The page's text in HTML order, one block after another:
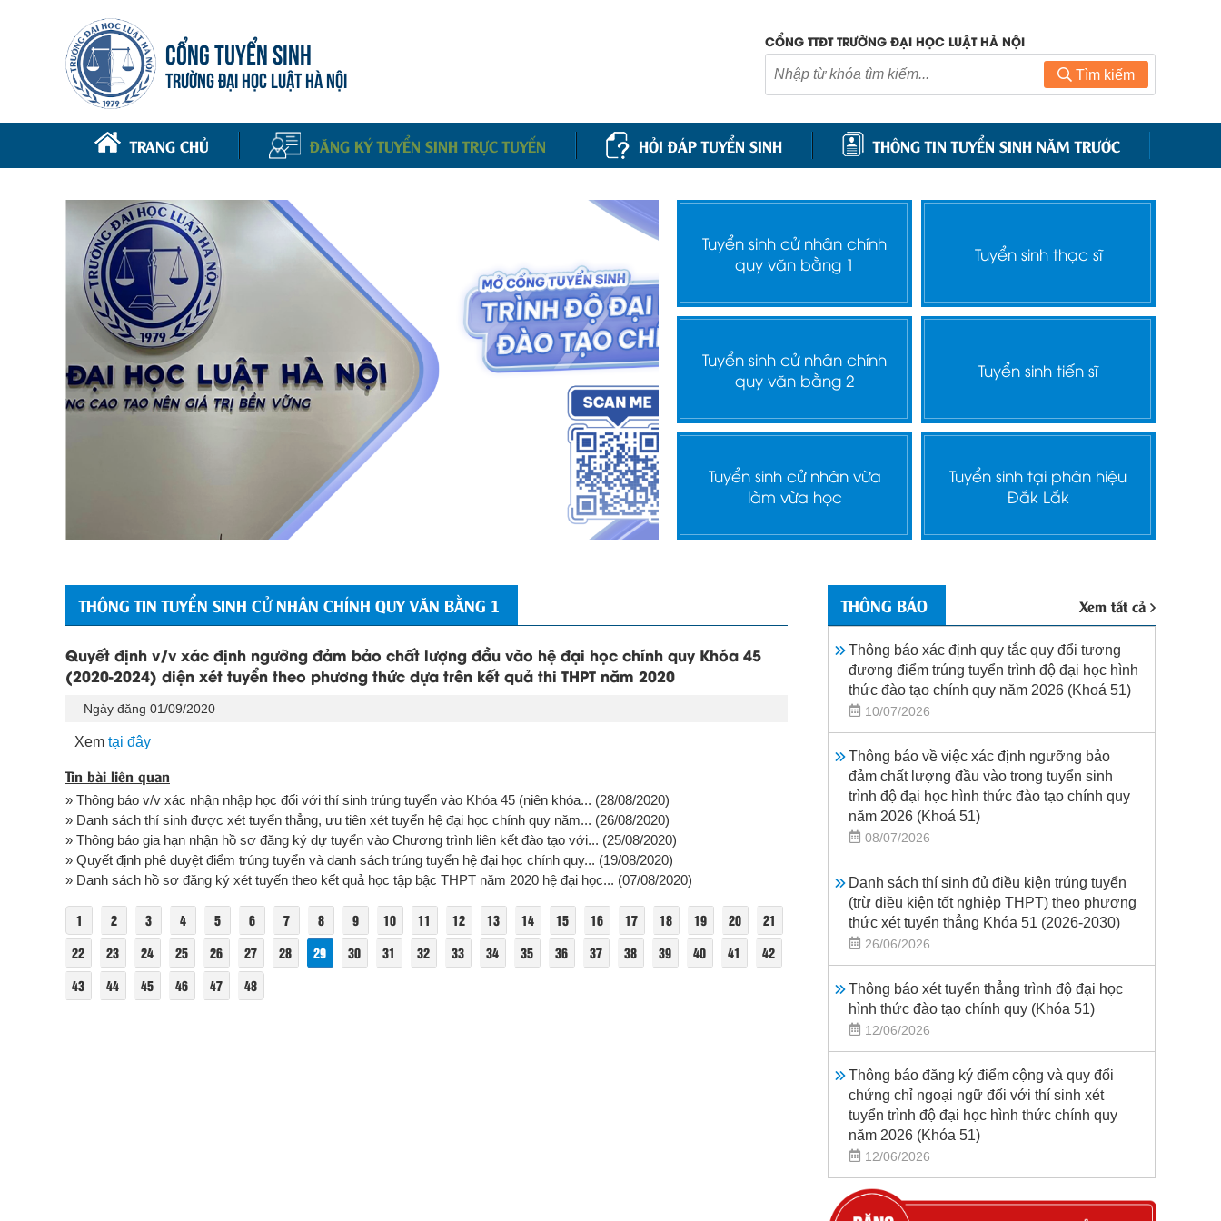
CỔNG TUYỂN SINH
TRƯỜNG ĐẠI HỌC LUẬT HÀ NỘI
CỔNG TTĐT TRƯỜNG ĐẠI HỌC LUẬT HÀ NỘI
Tìm kiếm
TRANG CHỦ ĐĂNG KÝ TUYỂN SINH TRỰC TUYẾN HỎI ĐÁP TUYỂN SINH THÔNG TIN TUYỂN SINH NĂM TRƯỚC
Tuyển sinh cử nhân chính
quy văn bằng 1
Tuyển sinh thạc sĩ
Tuyển sinh cử nhân chính
quy văn bằng 2
Tuyển sinh tiến sĩ
Tuyển sinh cử nhân vừa
làm vừa học
Tuyển sinh tại phân hiệu
Đắk Lắk
THÔNG TIN TUYỂN SINH CỬ NHÂN CHÍNH QUY VĂN BẰNG 1
Quyết định v/v xác định ngưỡng đảm bảo chất lượng đầu vào hệ đại học chính quy Khóa 45
(2020-2024) diện xét tuyển theo phương thức dựa trên kết quả thi THPT năm 2020
Ngày đăng 01/09/2020
Xem tại đây
Tin bài liên quan
» Thông báo v/v xác nhận nhập học đối với thí sinh trúng tuyển vào Khóa 45 (niên khóa... (28/08/2020)
» Danh sách thí sinh được xét tuyển thẳng, ưu tiên xét tuyển hệ đại học chính quy năm... (26/08/2020)
» Thông báo gia hạn nhận hồ sơ đăng ký dự tuyển vào Chương trình liên kết đào tạo với... (25/08/2020)
» Quyết định phê duyệt điểm trúng tuyển và danh sách trúng tuyển hệ đại học chính quy... (19/08/2020)
» Danh sách hồ sơ đăng ký xét tuyến theo kết quả học tập bậc THPT năm 2020 hệ đại học... (07/08/2020)
1 2 3 4 5 6 7 8 9 10 11 12 13 14 15 16 17 18 19 20
21
22
23 24 25 26 27 28 29 30 31 32 33 34 35 36 37 38 39 40 41
42
43
44 45 46 47 48
THÔNG BÁO Xem tất cả
Thông báo xác định quy tắc quy đổi tương
đương điểm trúng tuyển trình độ đại học hình
thức đào tạo chính quy năm 2026 (Khoá 51)
10/07/2026
Thông báo về việc xác định ngưỡng bảo
đảm chất lượng đầu vào trong tuyển sinh
trình độ đại học hình thức đào tạo chính quy
năm 2026 (Khoá 51)
08/07/2026
Danh sách thí sinh đủ điều kiện trúng tuyển
(trừ điều kiện tốt nghiệp THPT) theo phương
thức xét tuyển thẳng Khóa 51 (2026-2030)
26/06/2026
Thông báo xét tuyển thẳng trình độ đại học
hình thức đào tạo chính quy (Khóa 51)
12/06/2026
Thông báo đăng ký điểm cộng và quy đổi
chứng chỉ ngoại ngữ đối với thí sinh xét
tuyển trình độ đại học hình thức chính quy
năm 2026 (Khóa 51)
12/06/2026